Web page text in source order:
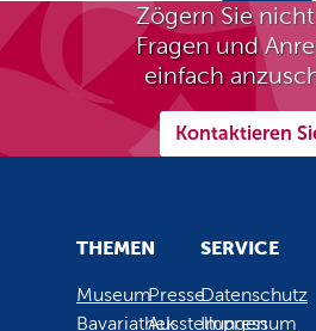
Zögern Sie
Fragen und
einfach
Kontaktieren
THEMEN
Museum
Bavariathek
Presse
Ausstellungen
SERVICE
Datenschutz
Impressum